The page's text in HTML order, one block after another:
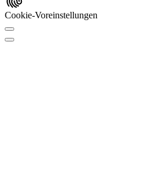
Cookie-Voreinstellungen